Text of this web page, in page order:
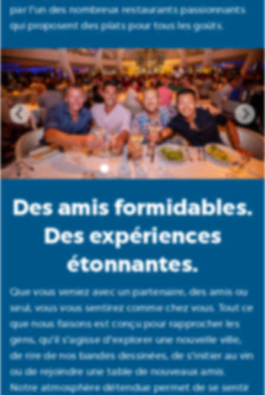
par l'un des nombreux restaurants passionnants
qui proposent des plats pour tous les goûts.
Des amis formidables.
Des expériences
étonnantes.
Que vous veniez avec un partenaire, des amis ou
seul, vous vous sentirez comme chez vous. Tout ce
que nous faisons est conçu pour rapprocher les
gens, qu'il s'agisse d'explorer une nouvelle ville,
de rire de nos bandes dessinées, de s'initier au vin
ou de rejoindre une table de nouveaux amis.
Notre atmosphère détendue permet de se sentir